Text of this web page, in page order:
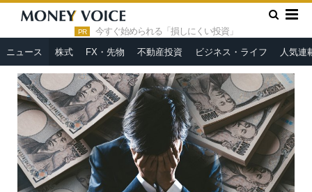
PR 今すぐ始められる「損しにくい投資」
ニュース 株式 FX・先物 不動産投資 ビジネス・ライフ 人気連
HOME » ニュース »
信者爆死で焼け野原。ダブル・スコープの
3日連続ストップ安で個人投資家が恨む“機関”という名の都市伝説＝